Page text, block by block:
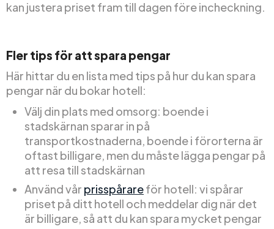
kan justera priset fram till dagen före incheckning.
Fler tips för att spara pengar
Här hittar du en lista med tips på hur du kan spara
pengar när du bokar hotell:
Välj din plats med omsorg: boende i
stadskärnan sparar in på
transportkostnaderna, boende i förorterna är
oftast billigare, men du måste lägga pengar på
att resa till stadskärnan
Använd vår prisspårareför hotell: vi spårar
priset på ditt hotell och meddelar dig när det
är billigare, så att du kan spara mycket pengar